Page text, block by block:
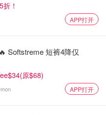
！
APP打开
Softstreme 短裤4降仅
原$68)
APP打开